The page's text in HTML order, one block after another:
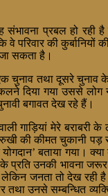
प्रबल हो रही
की कुर्बानियों
सकता है।
चुनाव तथा दूसरे
दिया गया उससे
बगावत देख रहे हैं।
गाड़ियां मेरे
की कीमत चुकानी
बताया गया।
प्रति उनकी भावना
जनता तो देख रही
उनसे सम्बन्धित